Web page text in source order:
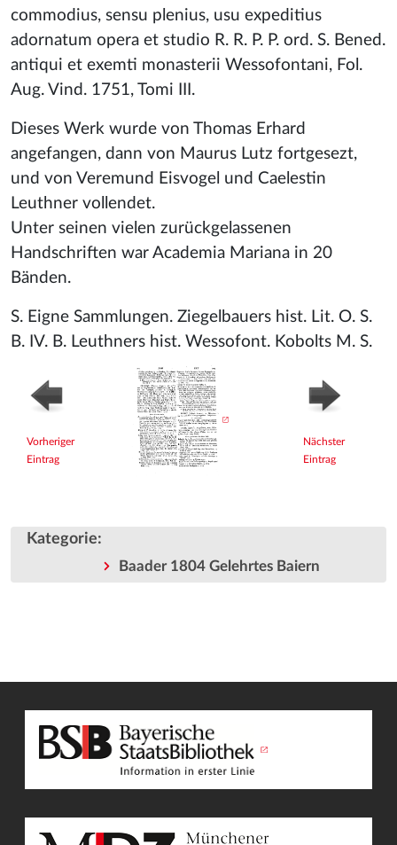
commodius, sensu plenius, usu expeditius
adornatum opera et studio R. R. P. P. ord. S. Bened.
antiqui et exemti monasterii Wessofontani, Fol.
Aug. Vind. 1751, Tomi III.
Dieses Werk wurde von Thomas Erhard
angefangen, dann von Maurus Lutz fortgesezt,
und von Veremund Eisvogel und Caelestin
Leuthner vollendet.
Unter seinen vielen zurückgelassenen
Handschriften war Academia Mariana in 20
Bänden.
S. Eigne Sammlungen. Ziegelbauers hist. Lit. O. S.
B. IV. B. Leuthners hist. Wessofont. Kobolts M. S.
Vorheriger
Eintrag
Nächster
Eintrag
Kategorie:
Baader 1804 Gelehrtes Baiern